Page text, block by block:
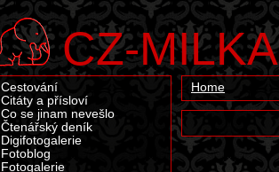
CZ-MILKA
Home
Cestování
Citáty a přísloví
Co se jinam nevešlo
Čtenářský deník
Digifotogalerie
Fotoblog
Fotogalerie